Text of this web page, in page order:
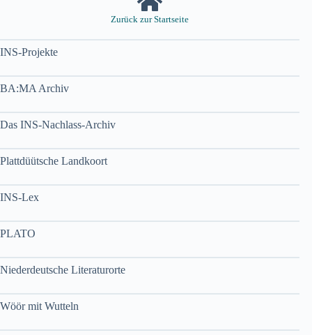
Zurück zur Startseite
INS-Projekte
BA:MA Archiv
Das INS-Nachlass-Archiv
Plattdüütsche Landkoort
INS-Lex
PLATO
Niederdeutsche Literaturorte
Wöör mit Wutteln